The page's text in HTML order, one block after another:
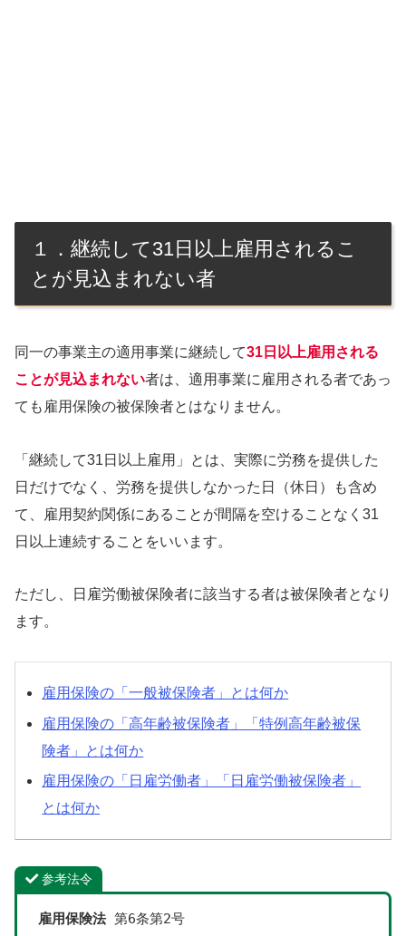
１．継続して31日以上雇用されるこ
とが見込まれない者
同一の事業主の適用事業に継続して31日以上雇用される
ことが見込まれない者は、適用事業に雇用される者であっ
ても雇用保険の被保険者とはなりません。
「継続して31日以上雇用」とは、実際に労務を提供した
日だけでなく、労務を提供しなかった日（休日）も含め
て、雇用契約関係にあることが間隔を空けることなく31
日以上連続することをいいます。
ただし、日雇労働被保険者に該当する者は被保険者となり
ます。
雇用保険の「一般被保険者」とは何か
雇用保険の「高年齢被保険者」「特例高年齢被保
険者」とは何か
雇用保険の「日雇労働者」「日雇労働被保険者」
とは何か
参考法令
雇用保険法 第6条第2号